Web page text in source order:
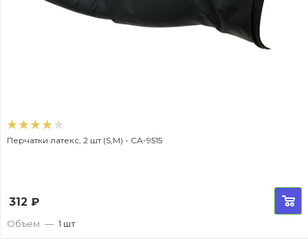
Перчатки латекс, 2 шт (S,M) - CA-9515
312 ₽
Объем — 1 шт